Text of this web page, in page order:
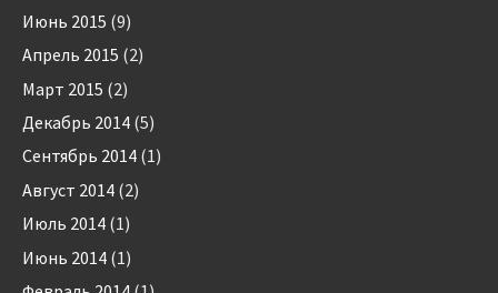
Июнь 2015 (9)
Апрель 2015 (2)
Март 2015 (2)
Декабрь 2014 (5)
Сентябрь 2014 (1)
Август 2014 (2)
Июль 2014 (1)
Июнь 2014 (1)